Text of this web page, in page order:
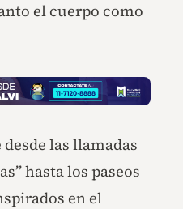
el cuerpo como
las llamadas
hasta los paseos
en el